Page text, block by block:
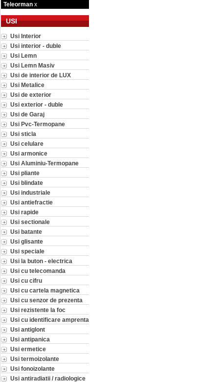
Teleorman x
USI
Usi Interior
Usi interior - duble
Usi Lemn
Usi Lemn Masiv
Usi de interior de LUX
Usi Metalice
Usi de exterior
Usi exterior - duble
Usi de Garaj
Usi Pvc-Termopane
Usi sticla
Usi celulare
Usi armonice
Usi Aluminiu-Termopane
Usi pliante
Usi blindate
Usi industriale
Usi antiefractie
Usi rapide
Usi sectionale
Usi batante
Usi glisante
Usi speciale
Usi la buton - electrica
Usi cu telecomanda
Usi cu cifru
Usi cu cartela magnetica
Usi cu senzor de prezenta
Usi rezistente la foc
Usi cu identificare amprenta
Usi antiglont
Usi antipanica
Usi ermetice
Usi termoizolante
Usi fonoizolante
Usi antiradiatii / radiologice